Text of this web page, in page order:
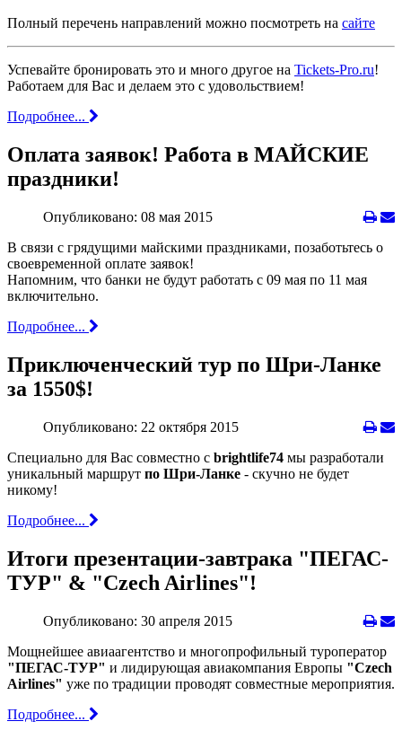
Полный перечень направлений можно посмотреть на сайте
Успевайте бронировать это и много другое на Tickets-Pro.ru!
Работаем для Вас и делаем это с удовольствием!
Подробнее...
Оплата заявок! Работа в МАЙСКИЕ
праздники!
Опубликовано: 08 мая 2015
В связи с грядущими майскими праздниками, позаботьтесь о
своевременной оплате заявок!
Напомним, что банки не будут работать c 09 мая по 11 мая
включительно.
Подробнее...
Приключенческий тур по Шри-Ланке
за 1550$!
Опубликовано: 22 октября 2015
Специально для Вас совместно с brightlife74 мы разработали
уникальный маршрут по Шри-Ланке - скучно не будет
никому!
Подробнее...
Итоги презентации-завтрака "ПЕГАС-
ТУР" & "Czech Airlines"!
Опубликовано: 30 апреля 2015
Мощнейшее авиаагентство и многопрофильный туроператор
"ПЕГАС-ТУР" и лидирующая авиакомпания Европы "Czech
Airlines" уже по традиции проводят совместные мероприятия.
Подробнее...